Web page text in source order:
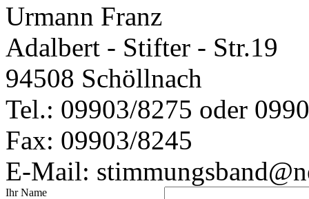
Urmann Franz
Adalbert - Stifter - Str.19
94508 Schöllnach
Tel.: 09903/8275 oder
Fax: 09903/8245
E-Mail:
Ihr Name